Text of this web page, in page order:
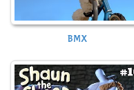
BMX